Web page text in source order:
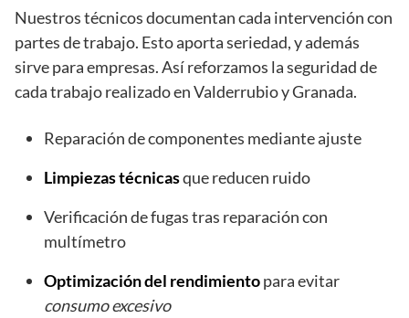
Nuestros técnicos documentan cada intervención con
partes de trabajo. Esto aporta seriedad, y además
sirve para empresas. Así reforzamos la seguridad de
cada trabajo realizado en Valderrubio y Granada.
Reparación de componentes mediante ajuste
Limpiezas técnicasque reducen ruido
Verificación de fugas tras reparación con
multímetro
Optimización del rendimientopara evitar
consumo excesivo